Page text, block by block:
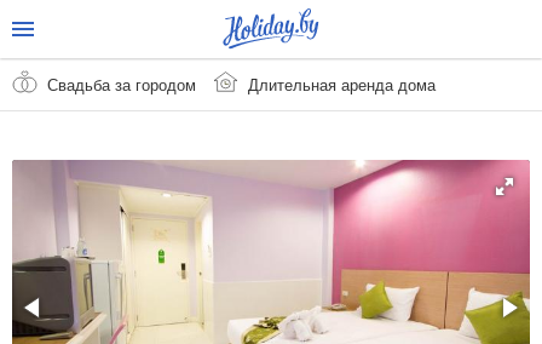
Свадьба за городом Длительная аренда дома